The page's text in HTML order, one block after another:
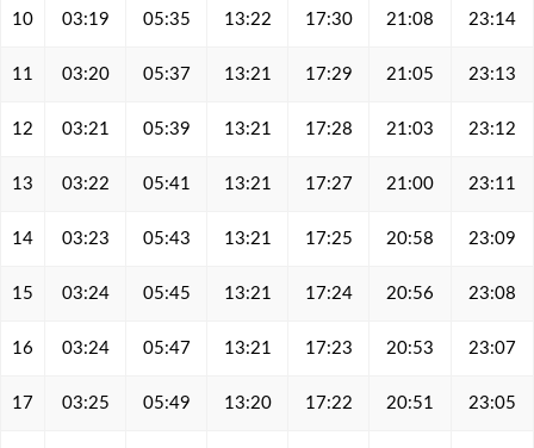
10 03:19 05:35 13:22 17:30 21:08 23:14
11 03:20 05:37 13:21 17:29 21:05 23:13
12 03:21 05:39 13:21 17:28 21:03 23:12
13 03:22 05:41 13:21 17:27 21:00 23:11
14 03:23 05:43 13:21 17:25 20:58 23:09
15 03:24 05:45 13:21 17:24 20:56 23:08
16 03:24 05:47 13:21 17:23 20:53 23:07
17 03:25 05:49 13:20 17:22 20:51 23:05